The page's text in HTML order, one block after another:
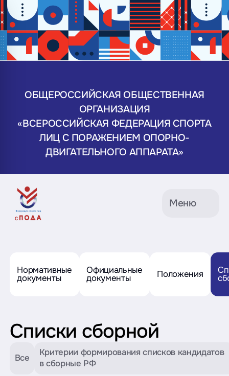
ОБЩЕРОССИЙСКАЯ ОБЩЕСТВЕННАЯ
ОРГАНИЗАЦИЯ
«ВСЕРОССИЙСКАЯ ФЕДЕРАЦИЯ СПОРТА
ЛИЦ С ПОРАЖЕНИЕМ ОПОРНО-
ДВИГАТЕЛЬНОГО АППАРАТА»
Меню
Нормативные
документы
Официальные
документы Положения
Списки сборной
Все
Критерии формирования списков кандидатов
в сборные РФ